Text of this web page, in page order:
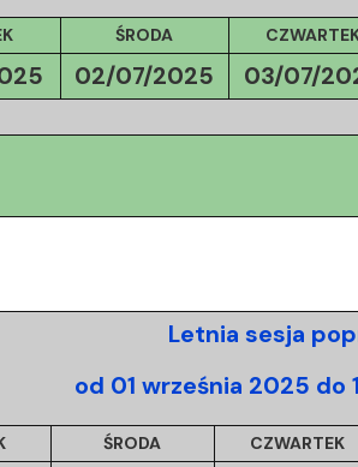
ŚRODA
02/07/2025 03/07/
Letnia sesja
od 01 września 2025 do
ŚRODA CZWARTEK